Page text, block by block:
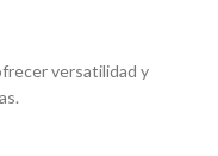
versatilidad y